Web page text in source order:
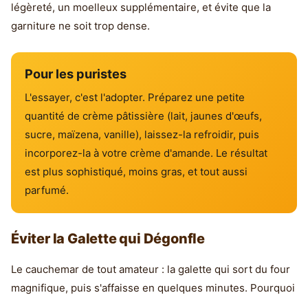
légèreté, un moelleux supplémentaire, et évite que la
garniture ne soit trop dense.
Pour les puristes
L'essayer, c'est l'adopter. Préparez une petite
quantité de crème pâtissière (lait, jaunes d'œufs,
sucre, maïzena, vanille), laissez-la refroidir, puis
incorporez-la à votre crème d'amande. Le résultat
est plus sophistiqué, moins gras, et tout aussi
parfumé.
Éviter la Galette qui Dégonfle
Le cauchemar de tout amateur : la galette qui sort du four
magnifique, puis s'affaisse en quelques minutes. Pourquoi